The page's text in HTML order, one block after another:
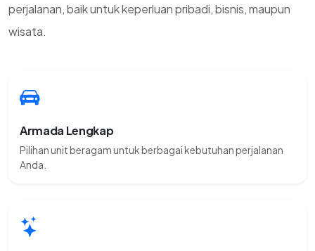
perjalanan, baik untuk keperluan pribadi, bisnis, maupun
wisata.
Armada Lengkap
Pilihan unit beragam untuk berbagai kebutuhan perjalanan
Anda.